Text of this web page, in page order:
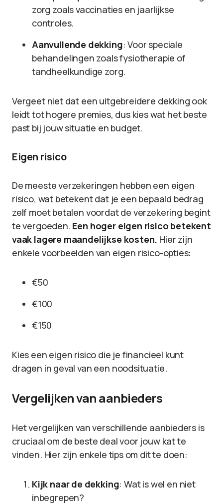
zorg zoals vaccinaties en jaarlijkse
controles.
Aanvullende dekking: Voor speciale
behandelingen zoals fysiotherapie of
tandheelkundige zorg.
Vergeet niet dat een uitgebreidere dekking ook
leidt tot hogere premies, dus kies wat het beste
past bij jouw situatie en budget.
Eigen risico
De meeste verzekeringen hebben een eigen
risico, wat betekent dat je een bepaald bedrag
zelf moet betalen voordat de verzekering begint
te vergoeden. Een hoger eigen risico betekent
vaak lagere maandelijkse kosten. Hier zijn
enkele voorbeelden van eigen risico-opties:
€50
€100
€150
Kies een eigen risico die je financieel kunt
dragen in geval van een noodsituatie.
Vergelijken van aanbieders
Het vergelijken van verschillende aanbieders is
cruciaal om de beste deal voor jouw kat te
vinden. Hier zijn enkele tips om dit te doen:
Kijk naar de dekking: Wat is wel en niet
inbegrepen?